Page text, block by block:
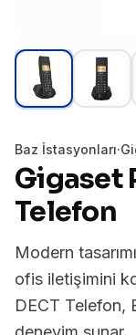
Baz İstasyonları·
Gigaset
Telefon
Modern
ofis iletişimini
DECT Telefon,